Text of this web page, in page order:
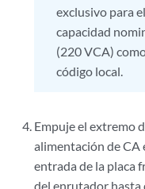
exclusivo para
capacidad
(220 VCA)
código local.
Empuje el extremo
alimentación de CA
entrada de la placa
del enrutador hasta